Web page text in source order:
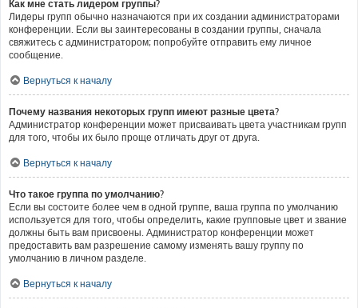
Как мне стать лидером группы?
Лидеры групп обычно назначаются при их создании администраторами
конференции. Если вы заинтересованы в создании группы, сначала
свяжитесь с администратором; попробуйте отправить ему личное
сообщение.
Вернуться к началу
Почему названия некоторых групп имеют разные цвета?
Администратор конференции может присваивать цвета участникам групп
для того, чтобы их было проще отличать друг от друга.
Вернуться к началу
Что такое группа по умолчанию?
Если вы состоите более чем в одной группе, ваша группа по умолчанию
используется для того, чтобы определить, какие групповые цвет и звание
должны быть вам присвоены. Администратор конференции может
предоставить вам разрешение самому изменять вашу группу по
умолчанию в личном разделе.
Вернуться к началу